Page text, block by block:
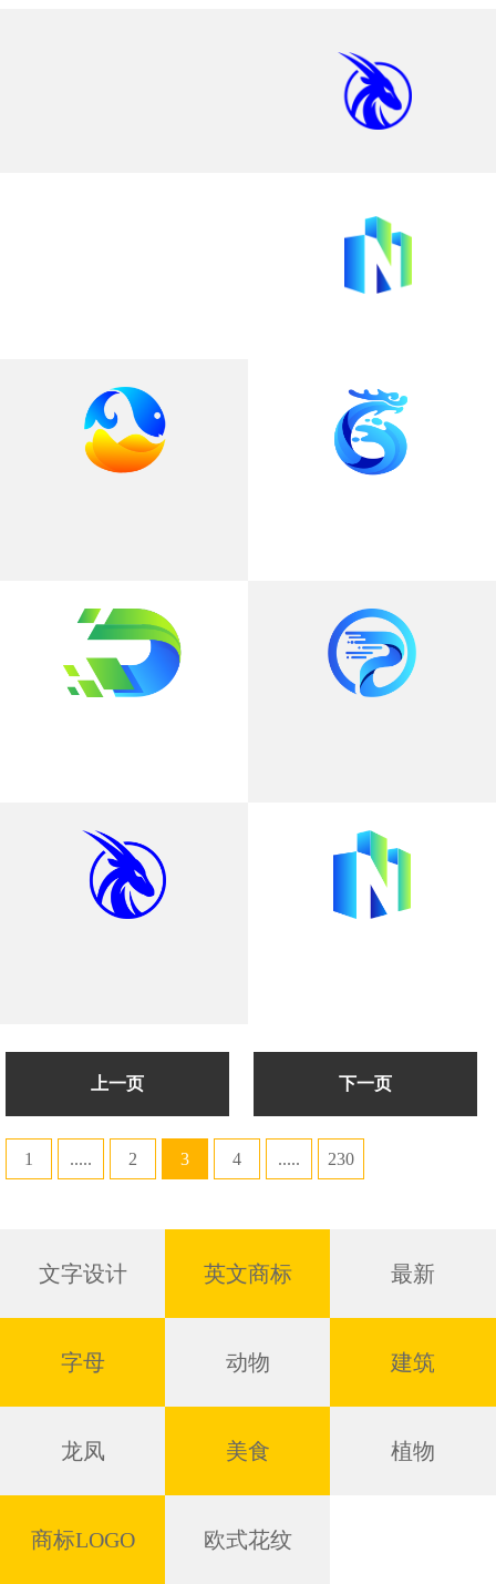
上一页 下一页
1 ..... 2 3 4 ..... 230
文字设计 英文商标 最新
字母 动物 建筑
龙凤 美食 植物
商标LOGO 欧式花纹